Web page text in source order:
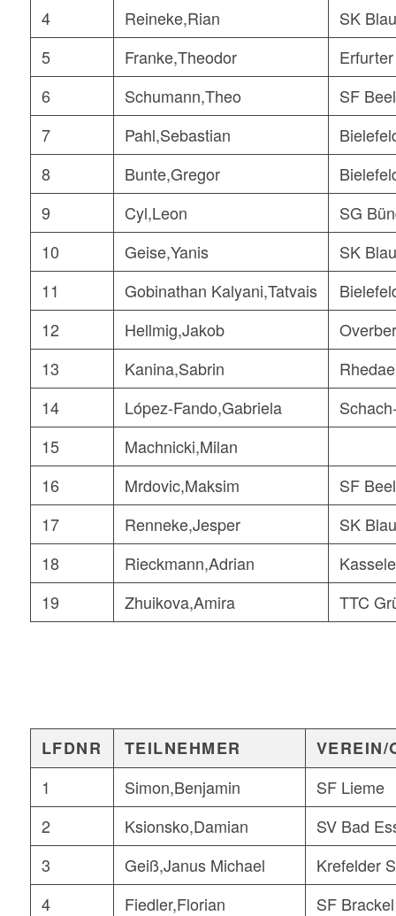
4
Reineke,Rian
SK
5
Franke,Theodor
6
Schumann,Theo
SF
7
Pahl,Sebastian
8
Bunte,Gregor
9
Cyl,Leon
SG
10
Geise,Yanis
SK
11
Gobinathan Kalyani,Tatvais
12
Hellmig,Jakob
13
Kanina,Sabrin
14
López-Fando,Gabriela
15
Machnicki,Milan
16
Mrdovic,Maksim
SF
17
Renneke,Jesper
SK
18
Rieckmann,Adrian
19
Zhuikova,Amira TTC
LFDNR TEILNEHMER
VEREIN/
1
Simon,Benjamin
SF Lieme
2
Ksionsko,Damian
SV Bad
3
Geiß,Janus Michael
Krefelder
4
Fiedler,Florian
SF Brackel